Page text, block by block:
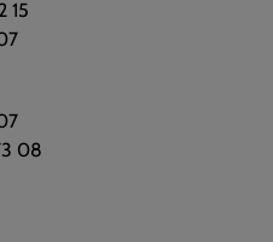
15
08